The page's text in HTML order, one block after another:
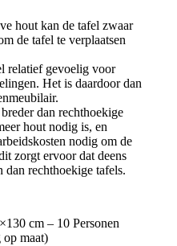
hout kan de tafel zwaar
de tafel te verplaatsen
relatief gevoelig voor
Het is daardoor dan
dan rechthoekige
hout nodig is, en
nodig om de
zorgt ervoor dat deens
dan rechthoekige tafels.
cm – 10 Personen
maat)